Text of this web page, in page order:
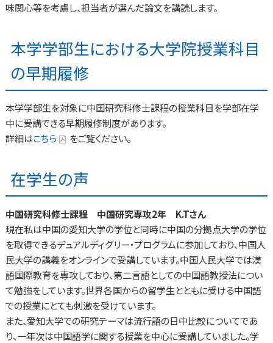
味関心等を考慮し、担当者が選んだ論文を講読します。
本学学部生における大学院授業科目
の早期履修
本学学部生を対象に中国研究科修士課程の授業科目を学部在学
中に受講できる早期履修制度があります。
詳細はこちら をご覧ください。
在学生の声
中国研究科修士課程 中国研究専攻2年 K.Tさん
現在私は中国の愛知大学の学位と同時に中国の分拠点大学の学位
を取得できるデュアルディグリー・プログラムに参加しており、中国人
民大学の講義をオンラインで受講しています。中国人民大学では漢
語国際教育を専攻しており、第二言語としての中国語教授法につい
て勉強をしています。世界各国からの留学生とともに受ける中国語
での授業にとても刺激を受けています。
また、愛知大学での研究テーマは流行語の日中比較についてであ
り、一年次は中国語学に関する授業を中心に受講していました。学